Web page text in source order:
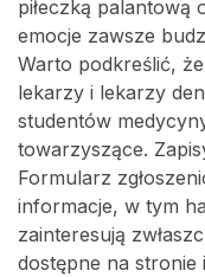
piłeczką palantową
emocje zawsze
Warto podkreślić,
lekarzy i lekarzy
studentów
towarzyszące.
Formularz
informacje, w tym
zainteresują
dostępne na stronie